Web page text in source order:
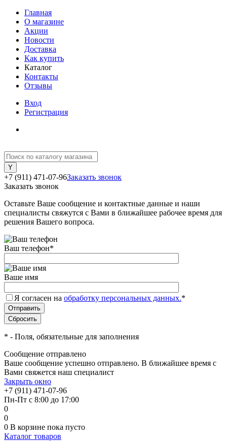
Главная
О магазине
Акции
Новости
Доставка
Как купить
Каталог
Контакты
Отзывы
Вход
Регистрация
+7 (911) 471-07-96Заказать звонок
Заказать звонок
Оставьте Ваше сообщение и контактные данные и наши
специалисты свяжутся с Вами в ближайшее рабочее время для
решения Вашего вопроса.
Ваш телефон*
Ваше имя
Я согласен на обработку персональных данных.*
* - Поля, обязательные для заполнения
Сообщение отправлено
Ваше сообщение успешно отправлено. В ближайшее время с
Вами свяжется наш специалист
Закрыть окно
+7 (911) 471-07-96
Пн-Пт с 8:00 до 17:00
0
0
0 В корзине пока пусто
Каталог товаров